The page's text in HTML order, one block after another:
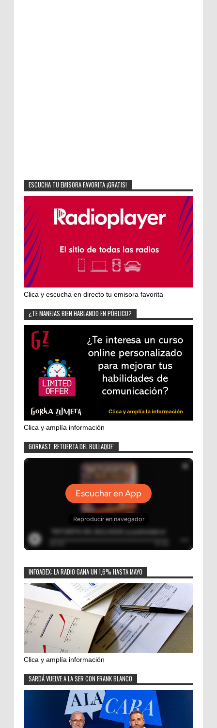
ESCUCHA TU EMISORA FAVORITA ¡GRATIS!
Clica y escucha en directo tu emisora favorita
¿TE MANEJAS BIEN HABLANDO EN PÚBLICO?
Clica y amplía información
GORKAST 'RETUERTA DEL BULLAQUE'
INFOADEX: LA RADIO GANA UN 1,6% HASTA MAYO
Clica y amplía información
SARDÁ VUELVE A LA SER CON FRANK BLANCO